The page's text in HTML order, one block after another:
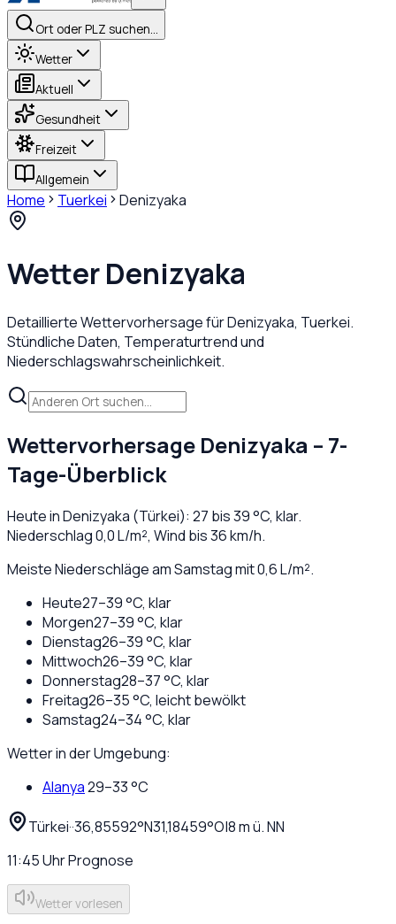
Ort oder PLZ suchen…
Wetter
Aktuell
Gesundheit
Freizeit
Allgemein
Home Tuerkei Denizyaka
WetterDenizyaka
Detaillierte Wettervorhersage fürDenizyaka, Tuerkei.
Stündliche Daten, Temperaturtrend und
Niederschlagswahrscheinlichkeit.
Wettervorhersage Denizyaka – 7-
Tage-Überblick
Heute inDenizyaka (Türkei): 27 bis39°C, klar.
Niederschlag0,0L/m², Wind bis36km/h.
Meiste Niederschläge am Samstag mit 0,6 L/m².
Heute27–39°C, klar
Morgen27–39°C, klar
Dienstag26–39°C, klar
Mittwoch26–39°C, klar
Donnerstag28–37°C, klar
Freitag26–35°C, leicht bewölkt
Samstag24–34°C, klar
Wetter in der Umgebung:
Alanya29–33°C
Türkei··36,85592°N31,18459°O|8m ü. NN
11:45UhrPrognose
Wetter vorlesen